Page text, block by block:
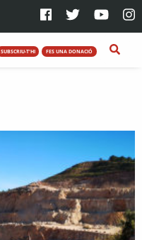
SUBSCRIU-T'HI FES UNA DONACIÓ